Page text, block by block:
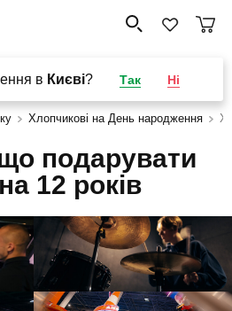
в Києві? Так Ні
Хлопчикові на День народження
подарувати
12 років